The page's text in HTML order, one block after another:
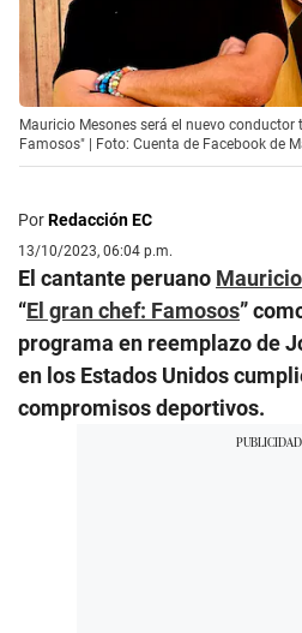
Mauricio Mesones será el nuevo conductor
Famosos" | Foto: Cuenta de Facebook de
PorRedacción EC
13/10/2023, 06:04 p.m.
El cantante peruano
“El gran chef: Famosos”
programa en reemplazo de
en los Estados Unidos
compromisos deportivos.